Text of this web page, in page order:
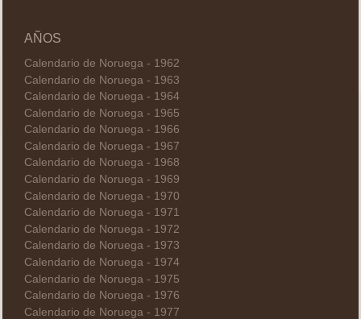
AÑOS
Calendario de Noruega - 1962
Calendario de Noruega - 1963
Calendario de Noruega - 1964
Calendario de Noruega - 1965
Calendario de Noruega - 1966
Calendario de Noruega - 1967
Calendario de Noruega - 1968
Calendario de Noruega - 1969
Calendario de Noruega - 1970
Calendario de Noruega - 1971
Calendario de Noruega - 1972
Calendario de Noruega - 1973
Calendario de Noruega - 1974
Calendario de Noruega - 1975
Calendario de Noruega - 1976
Calendario de Noruega - 1977